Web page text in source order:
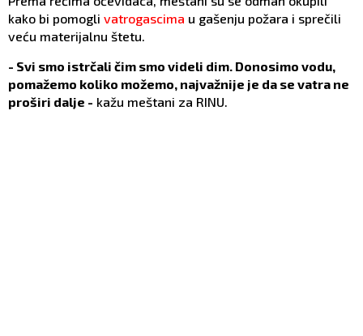
kako bi pomogli vatrogascima u gašenju požara i sprečili
veću materijalnu štetu.
- Svi smo istrčali čim smo videli dim. Donosimo vodu,
pomažemo koliko možemo, najvažnije je da se vatra ne
proširi dalje - kažu meštani za RINU.